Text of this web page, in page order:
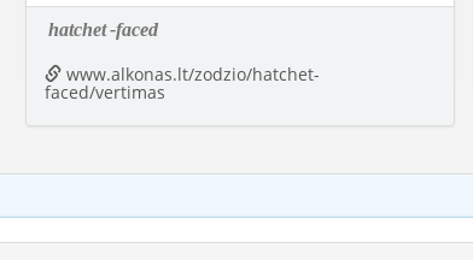
hatchet-faced
www.alkonas.lt/zodzio/hatchet-
faced/vertimas